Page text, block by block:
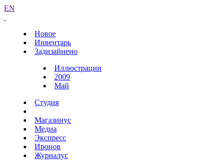
EN
Новое
Инвентарь
Задизайнено
Иллюстрации
2009
Май
Студия
Магазинус
Медиа
Экспресс
Иронов
Журналус